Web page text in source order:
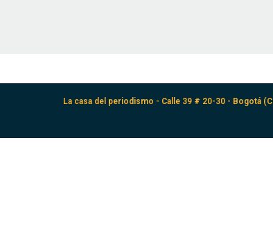
La casa del periodismo - Calle 39 # 20-30 - Bogotá